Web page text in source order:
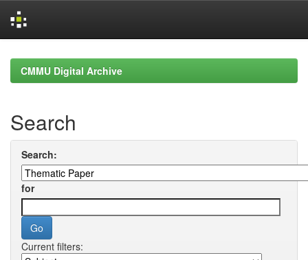
navigationCMMU Digital Archive
Search
Search:
for
Current filters: